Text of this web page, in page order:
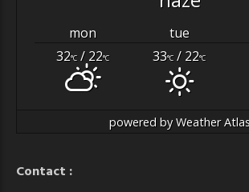
mon tue
32°C / 22°C 33°C / 22°C
powered byWeather
Contact :